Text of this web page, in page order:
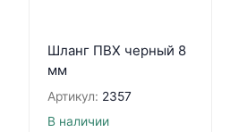
Шланг ПВХ черный 8
мм
Артикул: 2357
В наличии